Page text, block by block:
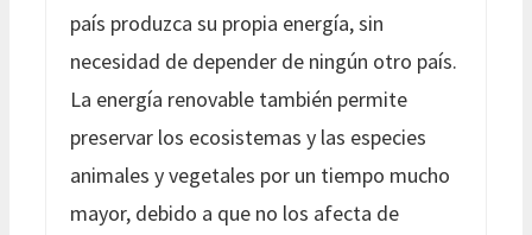
país produzca su propia energía, sin
necesidad de depender de ningún otro país.
La energía renovable también permite
preservar los ecosistemas y las especies
animales y vegetales por un tiempo mucho
mayor, debido a que no los afecta de